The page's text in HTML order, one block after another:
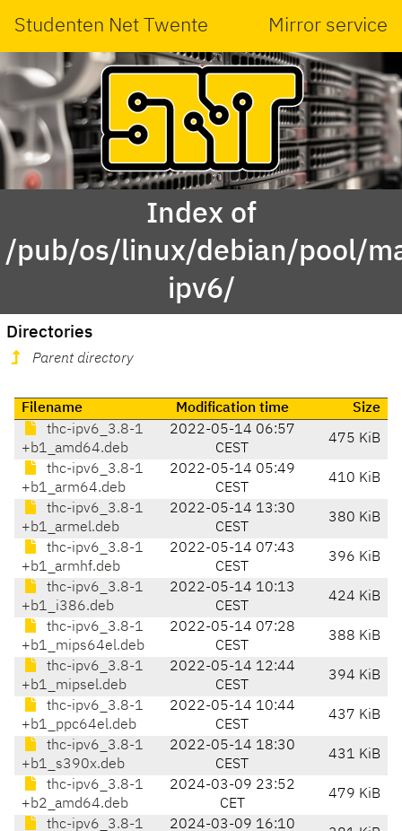
Studenten Net Twente Mirror service
Index of
/pub/os/linux/debian/pool/
ipv6/
Directories
Parent directory
Filename Modification time
Size
thc-ipv6_3.8-1
+b1_amd64.deb
2022-05-14 06:57
CEST
475 KiB
thc-ipv6_3.8-1
+b1_arm64.deb
2022-05-14 05:49
CEST
410 KiB
thc-ipv6_3.8-1
+b1_armel.deb
2022-05-14 13:30
CEST
380 KiB
thc-ipv6_3.8-1
+b1_armhf.deb
2022-05-14 07:43
CEST
396 KiB
thc-ipv6_3.8-1
+b1_i386.deb
2022-05-14 10:13
CEST
424 KiB
thc-ipv6_3.8-1
+b1_mips64el.deb
2022-05-14 07:28
CEST
388 KiB
thc-ipv6_3.8-1
+b1_mipsel.deb
2022-05-14 12:44
CEST
394 KiB
thc-ipv6_3.8-1
+b1_ppc64el.deb
2022-05-14 10:44
CEST
437 KiB
thc-ipv6_3.8-1
+b1_s390x.deb
2022-05-14 18:30
CEST
431 KiB
thc-ipv6_3.8-1
+b2_amd64.deb
2024-03-09 23:52
CET
479 KiB
thc-ipv6_3.8-1
2024-03-09 16:10